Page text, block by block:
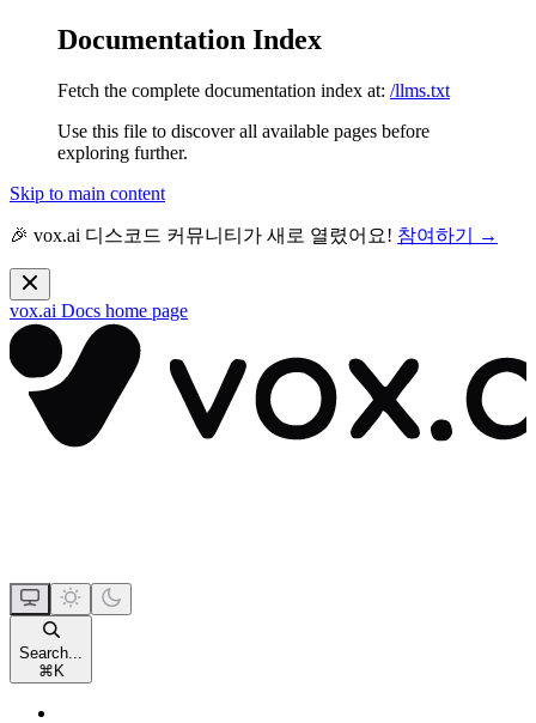
Documentation Index
Fetch the complete documentation index at: /llms.txt
Use this file to discover all available pages before
exploring further.
Skip to main content
🎉 vox.ai 디스코드 커뮤니티가 새로 열렸어요! 참여하기 →
vox.ai Docs home page
Search...
⌘ K